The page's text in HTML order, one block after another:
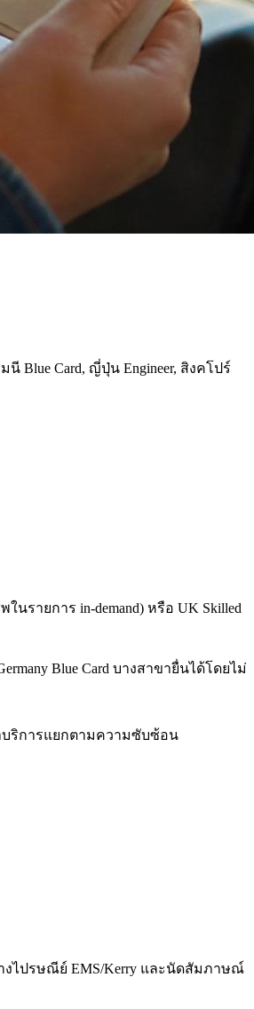
นี Blue Card, ญี่ปุ่น Engineer, สิงคโปร์
รายการ in-demand) หรือ UK Skilled
Blue Card บางสาขายื่นได้โดยไม่
บริการแยกตามความซับซ้อน
งไปรษณีย์ EMS/Kerry และนัดสัมภาษณ์